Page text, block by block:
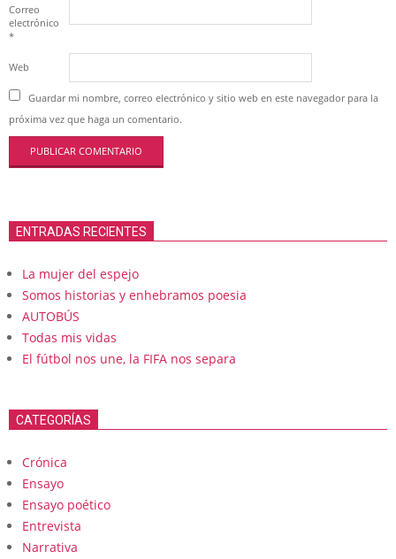
Correo
electrónico
*
Web
Guardar mi nombre, correo electrónico y sitio web en este navegador para la
próxima vez que haga un comentario.
ENTRADAS RECIENTES
La mujer del espejo
Somos historias y enhebramos poesia
AUTOBÚS
Todas mis vidas
El fútbol nos une, la FIFA nos separa
CATEGORÍAS
Crónica
Ensayo
Ensayo poético
Entrevista
Narrativa